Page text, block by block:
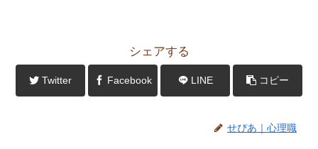
シェアする
Twitter Facebook LINE コピー
せぴあ｜心理職